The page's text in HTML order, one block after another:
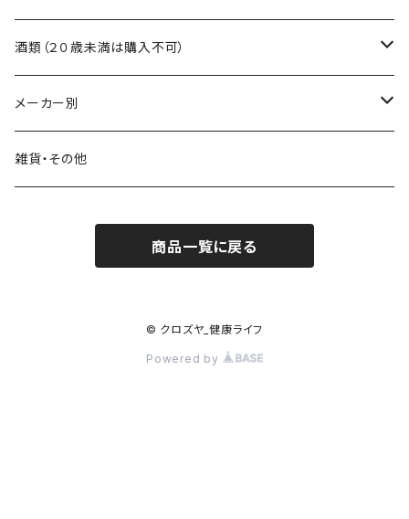
食物繊維
吸い玉用部品
浄水器本体
浄水器交換フィルター
浄水器部品
酒類（２０歳未満は購入不可）
ワイン
日本酒
メーカー別
霧島黒酢
雑貨・その他
商品一覧に戻る
© クロズヤ_健康ライフ
Powered by